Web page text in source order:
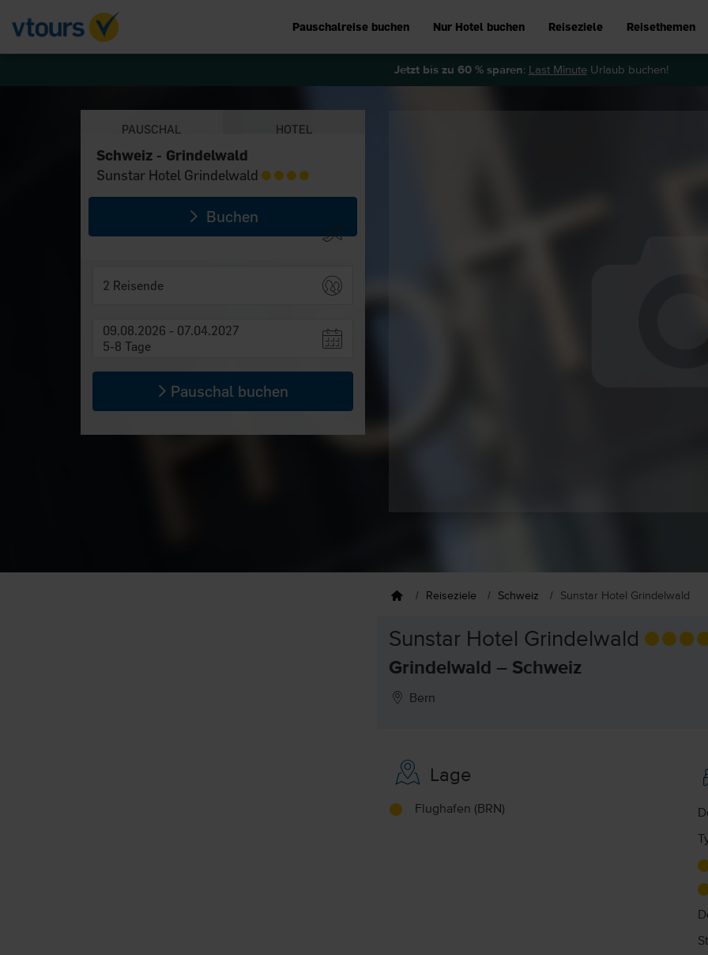
Pauschalreise buchen Nur Hotel buchen Reiseziele Reisethemen
Jetzt bis zu 60 % sparen: Last MinuteUrlaub buchen!
PAUSCHAL HOTEL
Schweiz - Grindelwald
2 Reisende
09.08.2026 - 07.04.2027
5-8 Tage
Pauschal buchen
Schweiz - Grindelwald
Sunstar Hotel Grindelwald
Buchen
Reiseziele Schweiz Sunstar Hotel Grindelwald
Sunstar Hotel Grindelwald
Grindelwald – Schweiz
Bern
Lage
Flughafen (BRN)